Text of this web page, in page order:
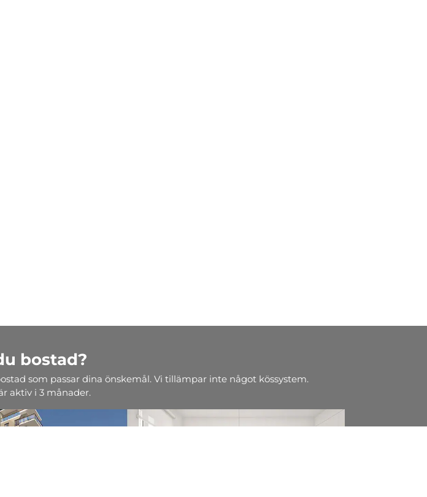
bostad?
som passar dina önskemål. Vi tillämpar inte något kössystem.
aktiv i 3 månader.